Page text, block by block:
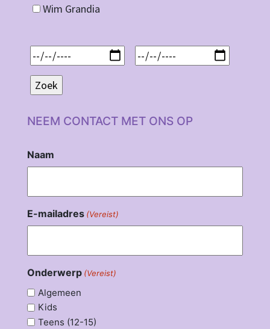
Wim Grandia
NEEM CONTACT MET ONS OP
Naam
E-mailadres (Vereist)
Onderwerp (Vereist)
Algemeen
Kids
Teens (12-15)